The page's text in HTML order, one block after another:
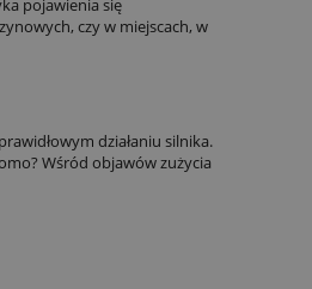
pojawienia się
czy w miejscach, w
działaniu silnika.
Wśród objawów zużycia